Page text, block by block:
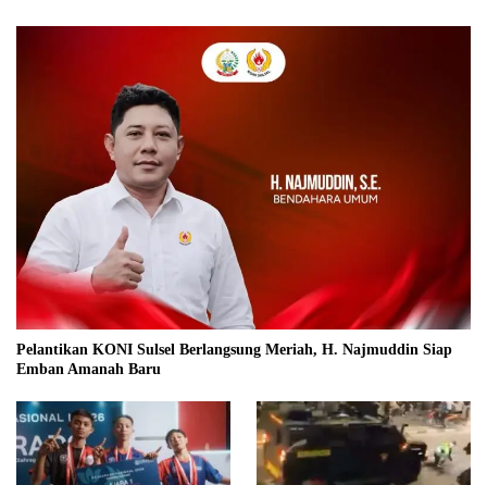
Pelantikan KONI Sulsel Berlangsung Meriah, H. Najmuddin Siap
Emban Amanah Baru